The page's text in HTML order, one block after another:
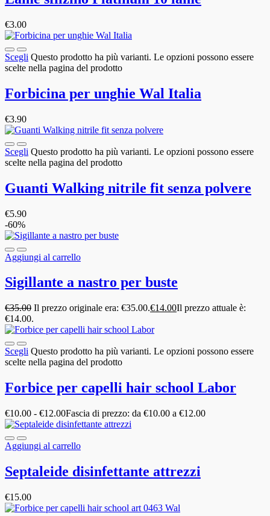
€3.00
Scegli Questo prodotto ha più varianti. Le opzioni possono essere
scelte nella pagina del prodotto
Forbicina per unghie Wal Italia
€3.90
Scegli Questo prodotto ha più varianti. Le opzioni possono essere
scelte nella pagina del prodotto
Guanti Walking nitrile fit senza polvere
€5.90
-60%
Aggiungi al carrello
Sigillante a nastro per buste
€35.00 Il prezzo originale era: €35.00.€14.00Il prezzo attuale è:
€14.00.
Scegli Questo prodotto ha più varianti. Le opzioni possono essere
scelte nella pagina del prodotto
Forbice per capelli hair school Labor
€10.00 - €12.00Fascia di prezzo: da €10.00 a €12.00
Aggiungi al carrello
Septaleide disinfettante attrezzi
€15.00